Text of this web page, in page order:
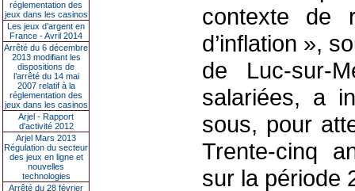
réglementation des
jeux dans les casinos
Les jeux d’argent en
France - Avril 2014
Arrêté du 6 décembre
2013 modifiant les
dispositions de
l’arrêté du 14 mai
2007 relatif à la
réglementation des
jeux dans les casinos
Arjel - Rapport
d'activité 2012
Arjel Mars 2013
Régulation du secteur
des jeux en ligne et
nouvelles
technologies
Arrêté du 28 février
contexte de
d’inflation »,
de Luc-sur-
salariées, a
sous, pour
Trente-cinq
sur la période